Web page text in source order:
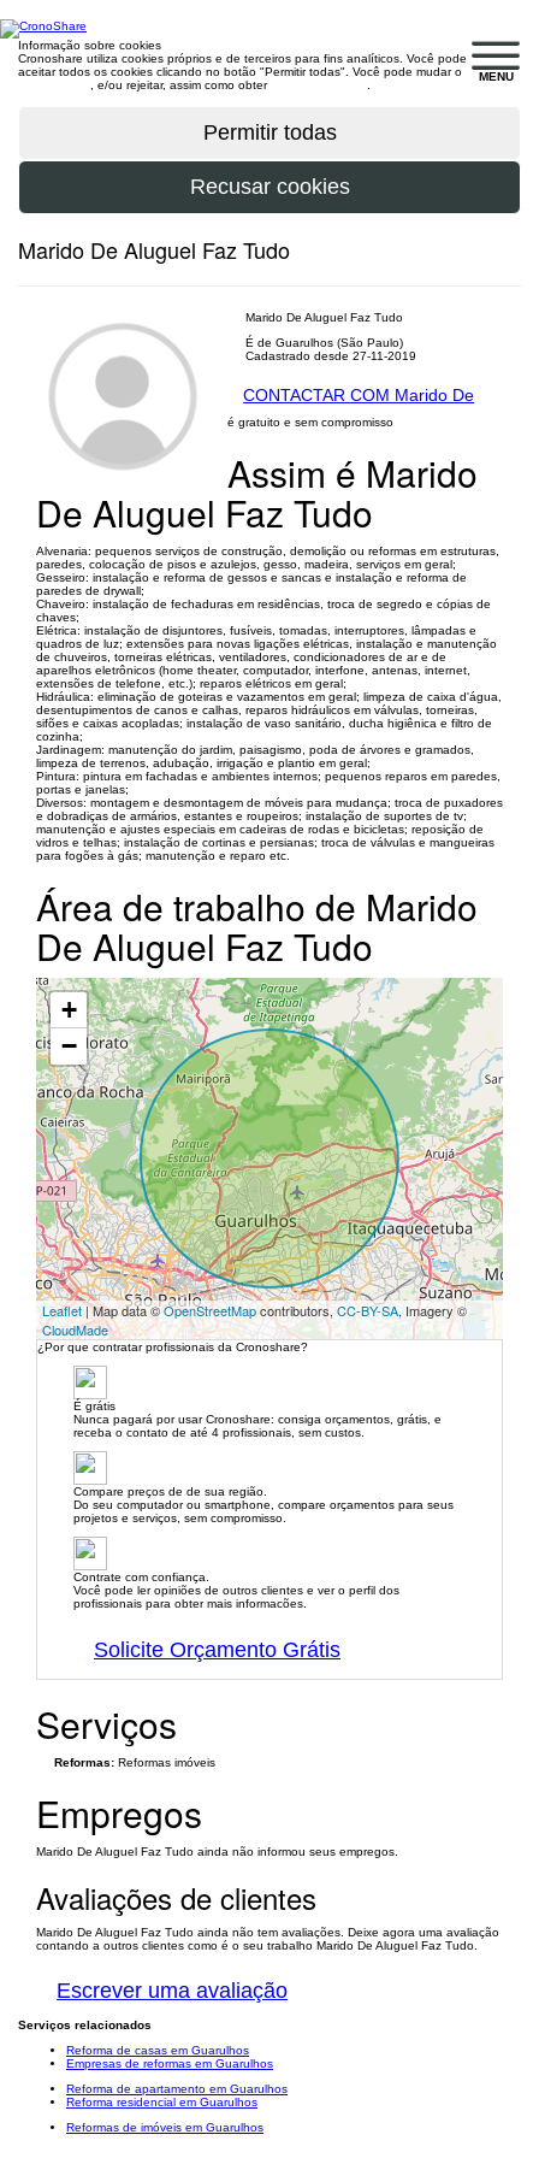
MENU
Informação sobre cookies
Cronoshare utiliza cookies próprios e de terceiros para fins analíticos. Você pode
aceitar todos os cookies clicando no botão "Permitir todas". Você pode mudar o
, e/ou rejeitar, assim como obter
Marido De Aluguel Faz Tudo
Marido De Aluguel Faz Tudo
É de Guarulhos (São Paulo)
Cadastrado desde 27-11-2019
CONTACTAR COM Marido De
é gratuito e sem compromisso
Assim é Marido
De Aluguel Faz Tudo
Alvenaria: pequenos serviços de construção, demolição ou reformas em estruturas,
paredes, colocação de pisos e azulejos, gesso, madeira, serviços em geral;
Gesseiro: instalação e reforma de gessos e sancas e instalação e reforma de
paredes de drywall;
Chaveiro: instalação de fechaduras em residências, troca de segredo e cópias de
chaves;
Elétrica: instalação de disjuntores, fusíveis, tomadas, interruptores, lâmpadas e
quadros de luz; extensões para novas ligações elétricas, instalação e manutenção
de chuveiros, torneiras elétricas, ventiladores, condicionadores de ar e de
aparelhos eletrônicos (home theater, computador, interfone, antenas, internet,
extensões de telefone, etc.); reparos elétricos em geral;
Hidráulica: eliminação de goteiras e vazamentos em geral; limpeza de caixa d'água,
desentupimentos de canos e calhas, reparos hidráulicos em válvulas, torneiras,
sifões e caixas acopladas; instalação de vaso sanitário, ducha higiênica e filtro de
cozinha;
Jardinagem: manutenção do jardim, paisagismo, poda de árvores e gramados,
limpeza de terrenos, adubação, irrigação e plantio em geral;
Pintura: pintura em fachadas e ambientes internos; pequenos reparos em paredes,
portas e janelas;
Diversos: montagem e desmontagem de móveis para mudança; troca de puxadores
e dobradiças de armários, estantes e roupeiros; instalação de suportes de tv;
manutenção e ajustes especiais em cadeiras de rodas e bicicletas; reposição de
vidros e telhas; instalação de cortinas e persianas; troca de válvulas e mangueiras
para fogões à gás; manutenção e reparo etc.
Área de trabalho de Marido
De Aluguel Faz Tudo
+
−
Leaflet| Map data ©OpenStreetMapcontributors, CC-BY-SA, Imagery ©
CloudMade
¿Por que contratar profissionais da Cronoshare?
É grátis
Nunca pagará por usar Cronoshare: consiga orçamentos, grátis, e
receba o contato de até 4 profissionais, sem custos.
Compare preços de de sua região.
Do seu computador ou smartphone, compare orçamentos para seus
projetos e serviços, sem compromisso.
Contrate com confiança.
Você pode ler opiniões de outros clientes e ver o perfil dos
profissionais para obter mais informacões.
Solicite Orçamento Grátis
Serviços
Reformas: Reformas imóveis
Empregos
Marido De Aluguel Faz Tudo ainda não informou seus empregos.
Avaliações de clientes
Marido De Aluguel Faz Tudo ainda não tem avaliações. Deixe agora uma avaliação
contando a outros clientes como é o seu trabalho Marido De Aluguel Faz Tudo.
Escrever uma avaliação
Serviços relacionados
Reforma de casas em Guarulhos
Empresas de reformas em Guarulhos
Reforma de apartamento em Guarulhos
Reforma residencial em Guarulhos
Reformas de imóveis em Guarulhos